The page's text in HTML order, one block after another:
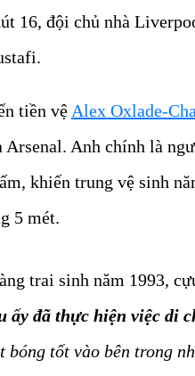
16, đội chủ nhà
tiền vệ Alex Oxlade-
Anh chính là
khiến trung vệ sinh
5 mét.
trai sinh năm 1993,
ấy đã thực hiện việc di
bóng tốt vào bên trong